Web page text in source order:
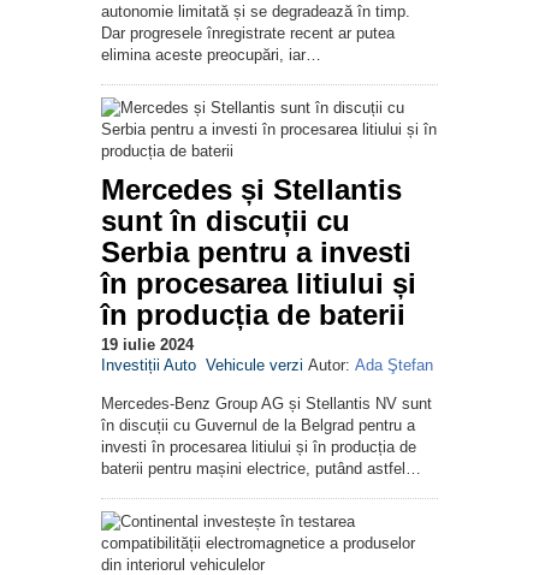
autonomie limitată și se degradează în timp.
Dar progresele înregistrate recent ar putea
elimina aceste preocupări, iar…
Mercedes și Stellantis
sunt în discuții cu
Serbia pentru a investi
în procesarea litiului și
în producția de baterii
19 iulie 2024
Investiții Auto Vehicule verzi Autor: Ada Ştefan
Mercedes-Benz Group AG și Stellantis NV sunt
în discuții cu Guvernul de la Belgrad pentru a
investi în procesarea litiului și în producția de
baterii pentru mașini electrice, putând astfel…